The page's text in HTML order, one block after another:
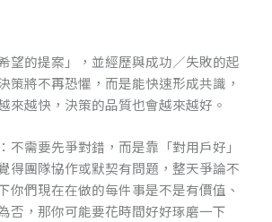
望的提案」，並經歷與成功／失敗的起
策將不再恐懼，而是能快速形成共識，
來越快，決策的品質也會越來越好。
不需要先爭對錯，而是靠「對用戶好」
得團隊協作或默契有問題，整天爭論不
你們現在在做的每件事是不是有價值、
否，那你可能要花時間好好琢磨一下